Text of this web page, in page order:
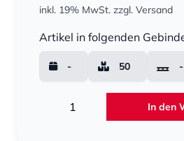
inkl. 19% MwSt. zzgl. Versand
Artikel in folgenden
- 50 -
In den